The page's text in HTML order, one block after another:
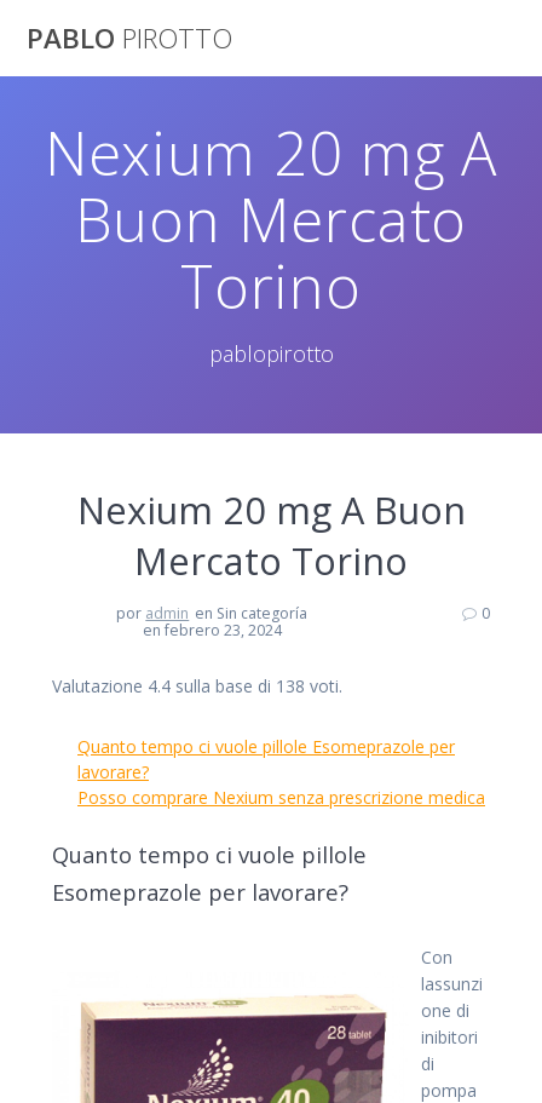
PABLO PIROTTO
Nexium 20 mg A
Buon Mercato
Torino
pablopirotto
Nexium 20 mg A Buon
Mercato Torino
por admin en Sin categoría
en febrero 23, 2024
0
Valutazione 4.4 sulla base di 138 voti.
Quanto tempo ci vuole pillole Esomeprazole per
lavorare?
Posso comprare Nexium senza prescrizione medica
Quanto tempo ci vuole pillole
Esomeprazole per lavorare?
Con
lassunzi
one di
inibitori
di
pompa